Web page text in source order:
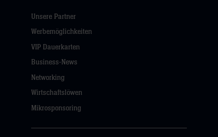
Unsere Partner
Werbemöglichkeiten
VIP Dauerkarten
Business-News
Networking
Wirtschaftslöwen
Mikrosponsoring